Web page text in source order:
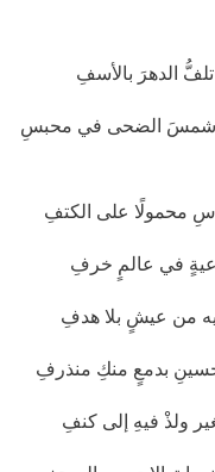
الدهرَ بالأسفِ
شمسَ الضحى في محبسِ
محمولًا على الكتفِ
في عالمٍ خرفِ
من عيشٍ بلا هدفِ
بدمعٍ منكِ منذرفِ
ولذْ فيهِ إلى كنفِ